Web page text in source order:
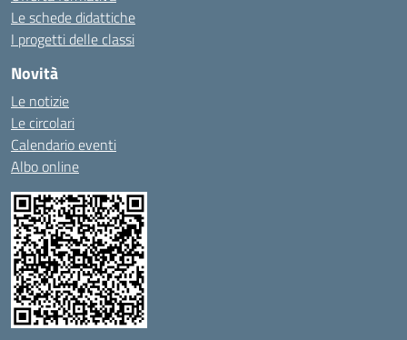
Le schede didattiche
I progetti delle classi
Novità
Le notizie
Le circolari
Calendario eventi
Albo online